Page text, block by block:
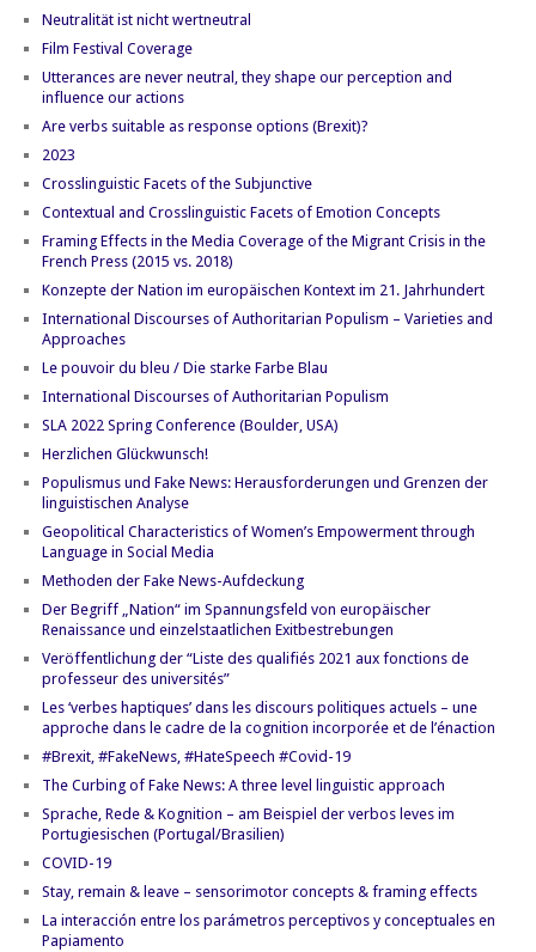
Neutralität ist nicht wertneutral
Film Festival Coverage
Utterances are never neutral, they shape our perception and
influence our actions
Are verbs suitable as response options (Brexit)?
2023
Crosslinguistic Facets of the Subjunctive
Contextual and Crosslinguistic Facets of Emotion Concepts
Framing Effects in the Media Coverage of the Migrant Crisis in the
French Press (2015 vs. 2018)
Konzepte der Nation im europäischen Kontext im 21. Jahrhundert
International Discourses of Authoritarian Populism – Varieties and
Approaches
Le pouvoir du bleu / Die starke Farbe Blau
International Discourses of Authoritarian Populism
SLA 2022 Spring Conference (Boulder, USA)
Herzlichen Glückwunsch!
Populismus und Fake News: Herausforderungen und Grenzen der
linguistischen Analyse
Geopolitical Characteristics of Women’s Empowerment through
Language in Social Media
Methoden der Fake News-Aufdeckung
Der Begriff „Nation“ im Spannungsfeld von europäischer
Renaissance und einzelstaatlichen Exitbestrebungen
Veröffentlichung der “Liste des qualifiés 2021 aux fonctions de
professeur des universités”
Les ‘verbes haptiques’ dans les discours politiques actuels – une
approche dans le cadre de la cognition incorporée et de l’énaction
#Brexit, #FakeNews, #HateSpeech #Covid-19
The Curbing of Fake News: A three level linguistic approach
Sprache, Rede & Kognition – am Beispiel der verbos leves im
Portugiesischen (Portugal/Brasilien)
COVID-19
Stay, remain & leave – sensorimotor concepts & framing effects
La interacción entre los parámetros perceptivos y conceptuales en
Papiamento